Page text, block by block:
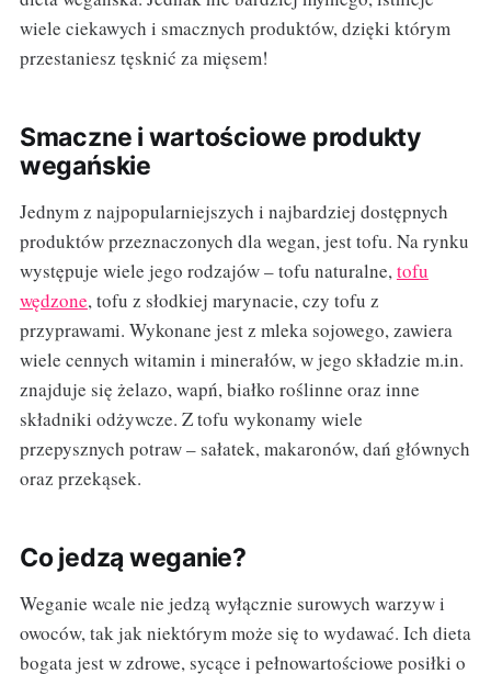
wiele ciekawych i smacznych produktów, dzięki którym
przestaniesz tęsknić za mięsem!
Smaczne i wartościowe produkty
wegańskie
Jednym z najpopularniejszych i najbardziej dostępnych
produktów przeznaczonych dla wegan, jest tofu. Na rynku
występuje wiele jego rodzajów – tofu naturalne,tofu
wędzone, tofu z słodkiej marynacie, czy tofu z
przyprawami. Wykonane jest z mleka sojowego, zawiera
wiele cennych witamin i minerałów, w jego składzie m.in.
znajduje się żelazo, wapń, białko roślinne oraz inne
składniki odżywcze. Z tofu wykonamy wiele
przepysznych potraw – sałatek, makaronów, dań głównych
oraz przekąsek.
Co jedzą weganie?
Weganie wcale nie jedzą wyłącznie surowych warzyw i
owoców, tak jak niektórym może się to wydawać. Ich dieta
bogata jest w zdrowe, sycące i pełnowartościowe posiłki o